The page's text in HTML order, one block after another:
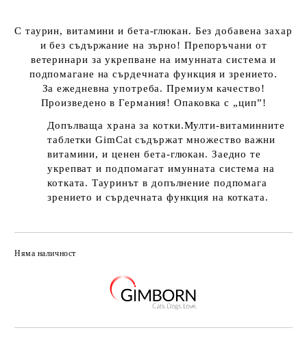
С таурин, витамини и бета-глюкан. Без добавена захар
и без съдържание на зърно! Препоръчани от
ветеринари за укрепване на имунната система и
подпомагане на сърдечната функция и зрението.
За ежедневна употреба. Премиум качество!
Произведено в Германия! Опаковка с „цип”!
Допълваща храна за котки.Мулти-витаминните
таблетки GimCat съдържат множество важни
витамини, и ценен бета-глюкан. Заедно те
укрепват и подпомагат имунната система на
котката. Тауринът в допълнение подпомага
зрението и сърдечната функция на котката.
Няма наличност